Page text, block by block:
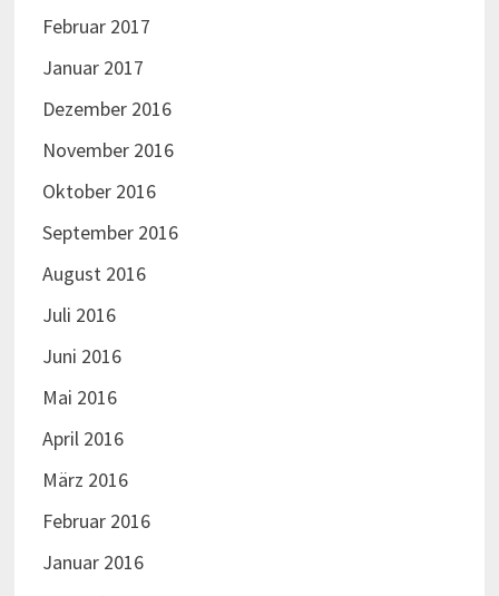
Februar 2017
Januar 2017
Dezember 2016
November 2016
Oktober 2016
September 2016
August 2016
Juli 2016
Juni 2016
Mai 2016
April 2016
März 2016
Februar 2016
Januar 2016